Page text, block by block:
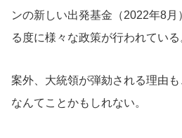
ンの新しい出発基金（2022年8
る度に様々な政策が行われている
案外、大統領が弾劾される理由も
なんてことかもしれない。